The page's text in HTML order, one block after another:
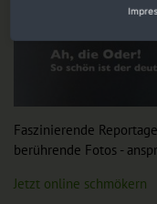
Faszinierende
berührende Fotos -
Jetzt online schmökern